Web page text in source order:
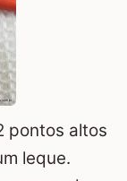
pontos altos
leque.